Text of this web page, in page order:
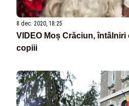
8 dec. 2020, 18:25
VIDEO Moș Crăciun,
copiii